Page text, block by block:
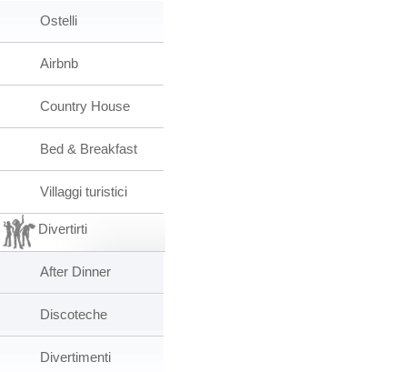
Ostelli
Airbnb
Country House
Bed & Breakfast
Villaggi turistici
Divertirti
After Dinner
Discoteche
Divertimenti